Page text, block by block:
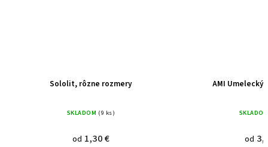
Sololit, rôzne rozmery
SKLADOM (9 ks)
od 1,30 €
AMI Umelecký
od